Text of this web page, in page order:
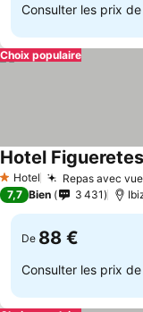
Consulter les prix de
Choix populaire
1 Étoiles
Hotel Repas avec
Hotel Figueretes
7,7 Bien 3 431
De 88 €
Consulter les prix de